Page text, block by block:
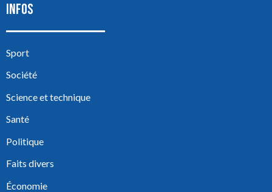
INFOS
Sport
Société
Science et technique
Santé
Politique
Faits divers
Économie